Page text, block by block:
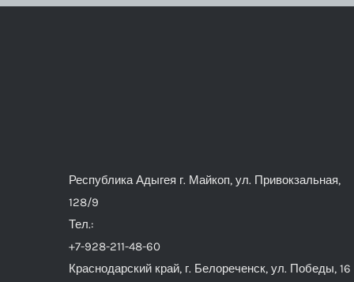
Республика Адыгея г. Майкоп, ул. Привокзальная,
128/9
Тел.:
+7-928-211-48-60
Краснодарский край, г. Белореченск, ул. Победы, 16